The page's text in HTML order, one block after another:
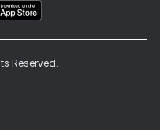
Reserved.